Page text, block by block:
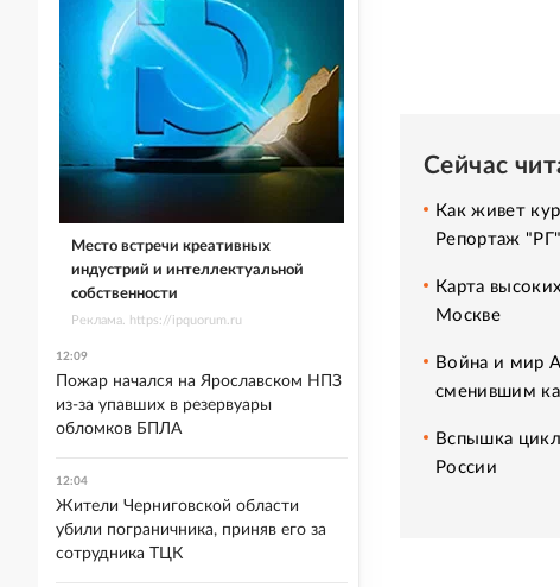
Сейчас
Как живет
Репортаж "РГ"
Карта
Москве
Война и мир
сменившим
Вспышка
России
Место встречи креативных
индустрий и интеллектуальной
собственности
Реклама. https://ipquorum.ru
12:09
Пожар начался на Ярославском НПЗ
из-за упавших в резервуары
обломков БПЛА
12:04
Жители Черниговской области
убили пограничника, приняв его за
сотрудника ТЦК